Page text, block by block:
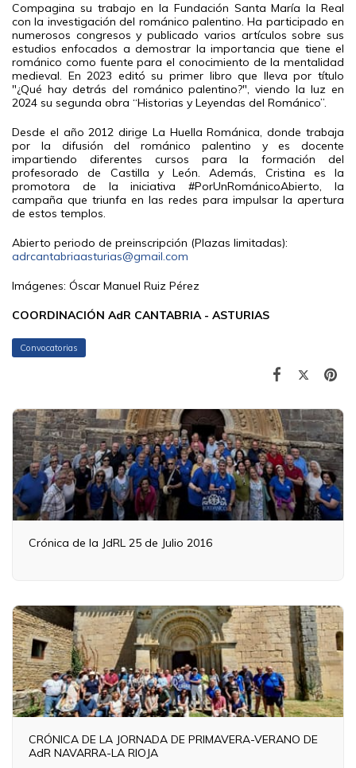
Compagina su trabajo en la Fundación Santa María la Real
con la investigación del románico palentino. Ha participado en
numerosos congresos y publicado varios artículos sobre sus
estudios enfocados a demostrar la importancia que tiene el
románico como fuente para el conocimiento de la mentalidad
medieval. En 2023 editó su primer libro que lleva por título
"¿Qué hay detrás del románico palentino?", viendo la luz en
2024 su segunda obra “Historias y Leyendas del Románico”.
Desde el año 2012 dirige La Huella Románica, donde trabaja
por la difusión del románico palentino y es docente
impartiendo diferentes cursos para la formación del
profesorado de Castilla y León. Además, Cristina es la
promotora de la iniciativa #PorUnRománicoAbierto, la
campaña que triunfa en las redes para impulsar la apertura
de estos templos.
Abierto periodo de preinscripción (Plazas limitadas):
adrcantabriaasturias@gmail.com
Imágenes: Óscar Manuel Ruiz Pérez
COORDINACIÓN AdR CANTABRIA - ASTURIAS
Convocatorias
Crónica de la JdRL 25 de Julio 2016
CRÓNICA DE LA JORNADA DE PRIMAVERA-VERANO DE
AdR NAVARRA-LA RIOJA